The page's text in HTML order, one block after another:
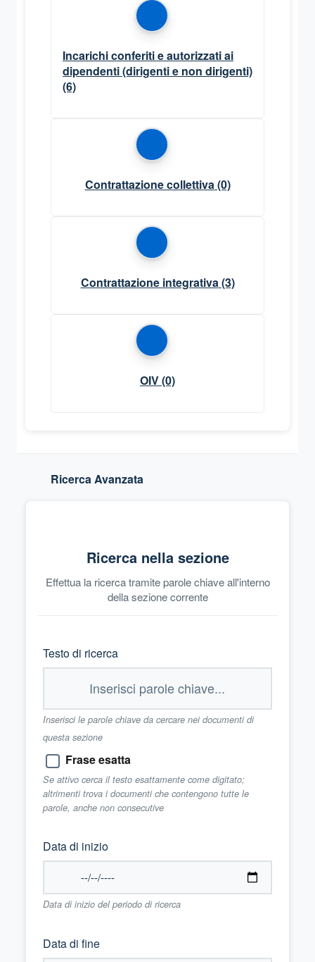
Incarichi conferiti e autorizzati ai
dipendenti (dirigenti e non dirigenti)
(6)
Contrattazione collettiva (0)
Contrattazione integrativa (3)
OIV(0)
Ricerca Avanzata
Ricerca nella sezione
Effettua la ricerca tramite parole chiave all'interno
della sezione corrente
Testo di ricerca
Inserisci le parole chiave da cercare nei documenti di
questa sezione
Frase esatta
Se attivo cerca il testo esattamente come digitato;
altrimenti trova i documenti che contengono tutte le
parole, anche non consecutive
Data di inizio
Data di inizio del periodo di ricerca
Data di fine